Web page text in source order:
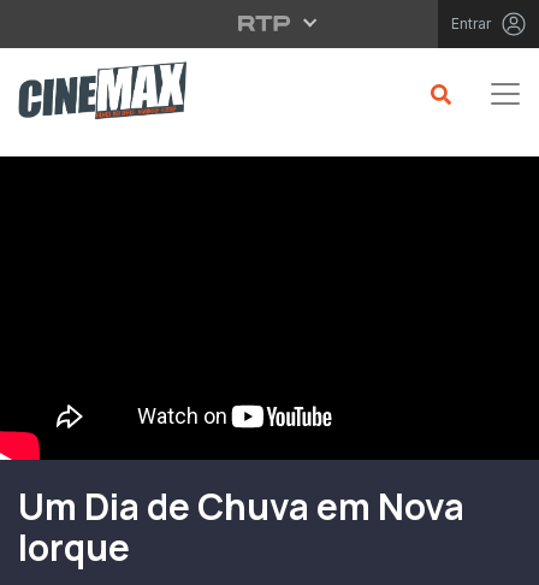
Saltar para o conteúdo principal Entrar
Filme em Cartaz
Um Dia de Chuva em Nova
Iorque